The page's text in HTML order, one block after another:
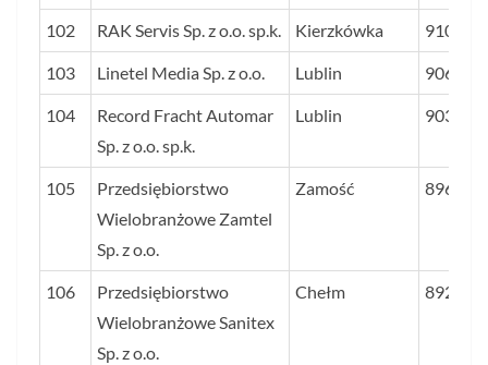
102 RAK Servis Sp. z o.o. sp.k. Kierzkówka 910
103 Linetel Media Sp. z o.o. Lublin 906
104
Record Fracht Automar
Sp. z o.o. sp.k.
Lublin 903
105
Przedsiębiorstwo
Wielobranżowe Zamtel
Sp. z o.o.
Zamość 896
106
Przedsiębiorstwo
Wielobranżowe Sanitex
Sp. z o.o.
Chełm 892